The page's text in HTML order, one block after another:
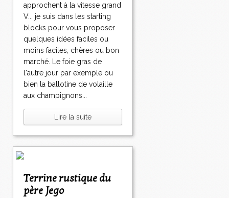
approchent à la vitesse grand
V... je suis dans les starting
blocks pour vous proposer
quelques idées faciles ou
moins faciles, chères ou bon
marché. Le foie gras de
l'autre jour par exemple ou
bien la ballotine de volaille
aux champignons...
Lire la suite
Terrine rustique du
père Jego